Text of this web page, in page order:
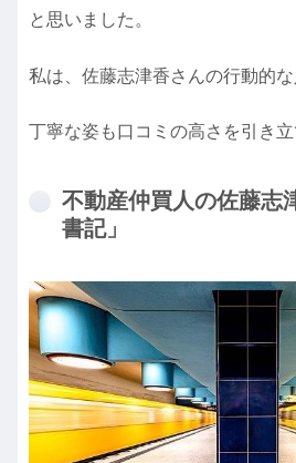
と思いました。
私は、佐藤志津香さんの行動的な
丁寧な姿も口コミの高さを引き立
不動産仲買人の佐藤志
書記」